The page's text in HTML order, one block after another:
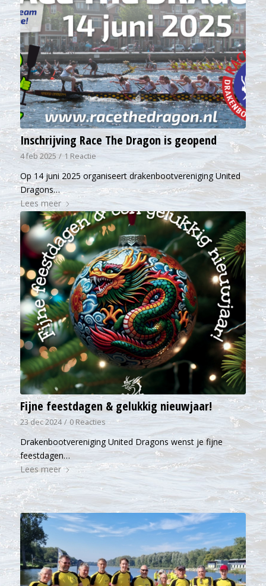
Inschrijving Race The Dragon is geopend
4 feb 2025 / 1 Reactie
Op 14 juni 2025 organiseert drakenbootvereniging United
Dragons…
Lees meer
Fijne feestdagen & gelukkig nieuwjaar!
23 dec 2024 / 0 Reacties
Drakenbootvereniging United Dragons wenst je fijne
feestdagen…
Lees meer